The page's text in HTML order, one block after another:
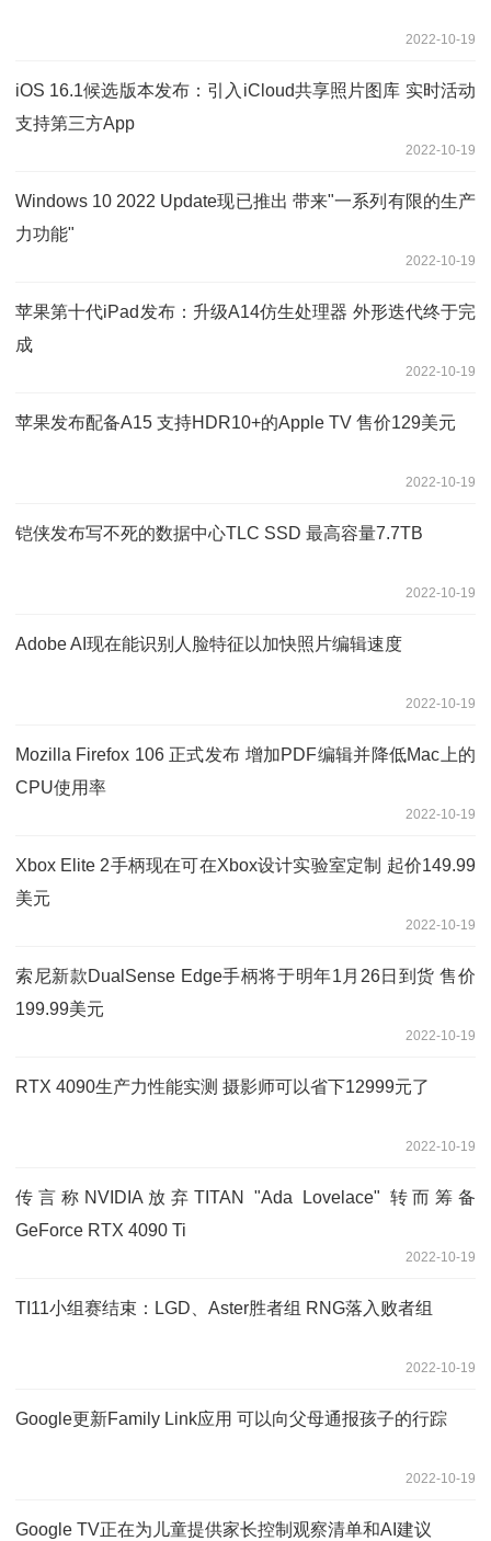
2022-10-19
iOS 16.1候选版本发布：引入iCloud共享照片图库 实时活动
支持第三方App
2022-10-19
Windows 10 2022 Update现已推出 带来"一系列有限的生产
力功能"
2022-10-19
苹果第十代iPad发布：升级A14仿生处理器 外形迭代终于完
成
2022-10-19
苹果发布配备A15 支持HDR10+的Apple TV 售价129美元
2022-10-19
铠侠发布写不死的数据中心TLC SSD 最高容量7.7TB
2022-10-19
Adobe AI现在能识别人脸特征以加快照片编辑速度
2022-10-19
Mozilla Firefox 106 正式发布 增加PDF编辑并降低Mac上的
CPU使用率
2022-10-19
Xbox Elite 2手柄现在可在Xbox设计实验室定制 起价149.99
美元
2022-10-19
索尼新款DualSense Edge手柄将于明年1月26日到货 售价
199.99美元
2022-10-19
RTX 4090生产力性能实测 摄影师可以省下12999元了
2022-10-19
传言称NVIDIA放弃TITAN "Ada Lovelace" 转而筹备
GeForce RTX 4090 Ti
2022-10-19
TI11小组赛结束：LGD、Aster胜者组 RNG落入败者组
2022-10-19
Google更新Family Link应用 可以向父母通报孩子的行踪
2022-10-19
Google TV正在为儿童提供家长控制观察清单和AI建议